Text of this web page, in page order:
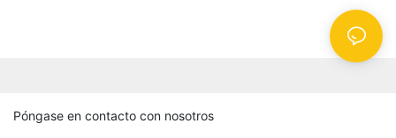
Póngase en contacto con nosotros